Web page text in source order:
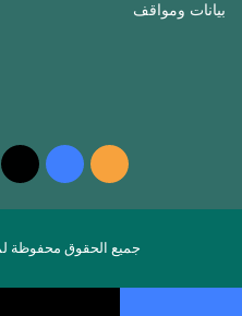
بيانات ومواقف
ملخص
الموقع
RSS
فيسبوك ‫X
جميع الحقوق محفوظة